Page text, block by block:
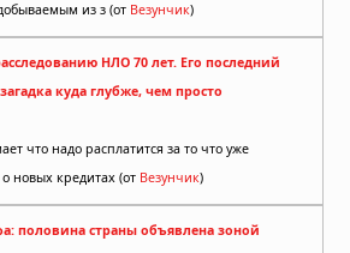
из з (от Везунчик)
НЛО 70 лет. Его последний
куда глубже, чем просто
что надо расплатится за то что уже
получено. Все мечтают о новых кредитах (от Везунчик)
половина страны объявлена зоной